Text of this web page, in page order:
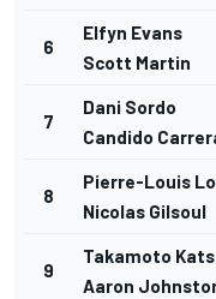
6
Elfyn Evans
Scott Martin
7
Dani Sordo
Candido
8
Pierre-Louis
Nicolas Gilsoul
9
Takamoto
Aaron